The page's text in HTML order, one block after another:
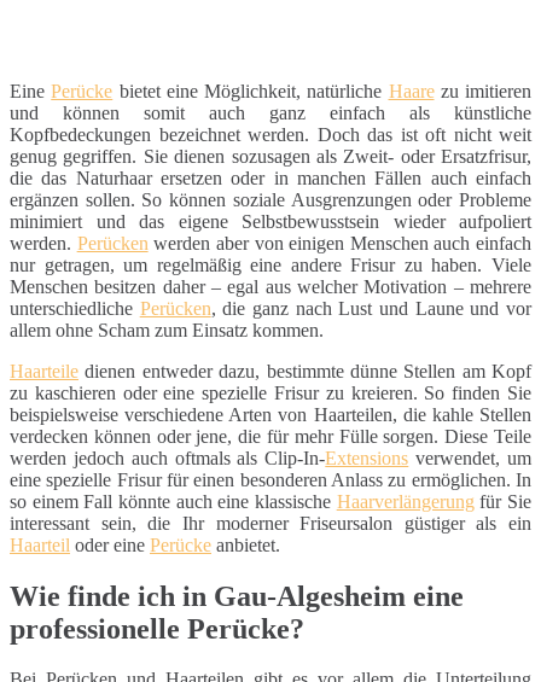
EinePerücke bietet eine Möglichkeit, natürliche Haarezu imitieren
und können somit auch ganz einfach als künstliche
Kopfbedeckungen bezeichnet werden. Doch das ist oft nicht weit
genug gegriffen. Sie dienen sozusagen als Zweit- oder Ersatzfrisur,
die das Naturhaar ersetzen oder in manchen Fällen auch einfach
ergänzen sollen. So können soziale Ausgrenzungen oder Probleme
minimiert und das eigene Selbstbewusstsein wieder aufpoliert
werden. Perücken werden aber von einigen Menschen auch einfach
nur getragen, um regelmäßig eine andere Frisur zu haben. Viele
Menschen besitzen daher – egal aus welcher Motivation – mehrere
unterschiedliche Perücken, die ganz nach Lust und Laune und vor
allem ohne Scham zum Einsatz kommen.
Haarteile dienen entweder dazu, bestimmte dünne Stellen am Kopf
zu kaschieren oder eine spezielle Frisur zu kreieren. So finden Sie
beispielsweise verschiedene Arten von Haarteilen, die kahle Stellen
verdecken können oder jene, die für mehr Fülle sorgen. Diese Teile
werden jedoch auch oftmals als Clip-In-Extensions verwendet, um
eine spezielle Frisur für einen besonderen Anlass zu ermöglichen. In
so einem Fall könnte auch eine klassische Haarverlängerung für Sie
interessant sein, die Ihr moderner Friseursalon güstiger als ein
Haarteil oder eine Perücke anbietet.
Wie finde ich in Gau-Algesheim eine
professionelle Perücke?